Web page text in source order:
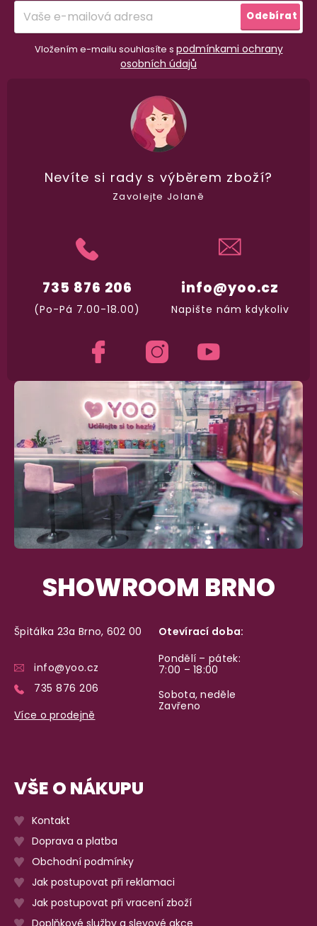
dlerecenzí ověřených zakazníků na Heuréce
100% diskrétní balení
vypadá balíček .
Na rychlosti záleží! Vše důležité máme
a okamžitě odesíláme.
Garance vrácení peněz
Máte
Vložením e-mailu souhlasíte s podmínkami ochrany
osobních údajů
Odebírat
info@yoo.cz
Napište nám kdykoliv
735 876 206
(Po-Pá 7.00-18.00)
Nevíte si rady s výběrem zboží?
Zavolejte Jolaně
SHOWROOM BRNO
Špitálka 23a Brno, 602 00
info@yoo.cz
735 876 206
Více o prodejně
Otevírací doba:
Pondělí – pátek:
7:00 – 18:00
Sobota, neděle
Zavřeno
VŠE O NÁKUPU
Kontakt
Doprava a platba
Obchodní podmínky
Jak postupovat při reklamaci
Jak postupovat při vracení zboží
Doplňkové služby a slevové akce